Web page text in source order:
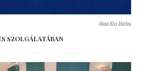
Aknai-Kiss Martina
SZOLGÁLATÁBAN